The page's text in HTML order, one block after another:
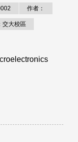
作者：
交大校區